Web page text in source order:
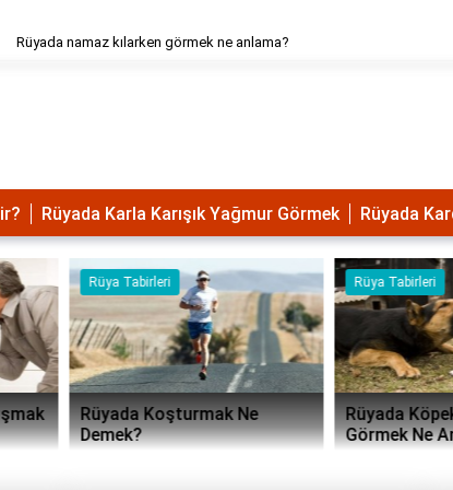
namaz kılarken görmek ne anlama?
Rüyada Karla Karışık Yağmur Görmek Rüyada
Rüya Tabirleri
Koşturmak Ne
Rüyada Köpek
Görmek Ne Anlama